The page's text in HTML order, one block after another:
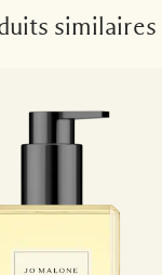
similaires